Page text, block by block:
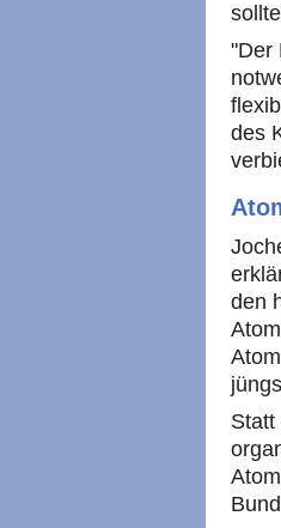
"Der
des
den
Statt